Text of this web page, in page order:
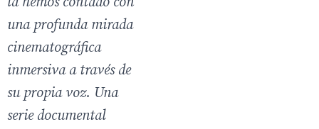
una profunda mirada
cinematográfica
inmersiva a través de
su propia voz. Una
serie documental